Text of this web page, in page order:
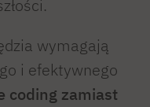
wymagają
i efektywnego
coding zamiast